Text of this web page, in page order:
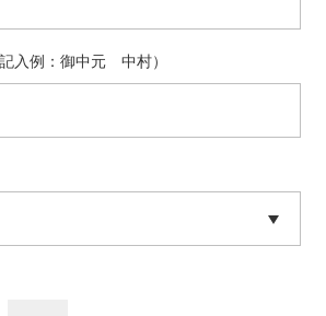
入例：御中元 中村）